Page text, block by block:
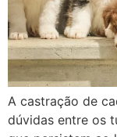
A castração de
dúvidas entre os